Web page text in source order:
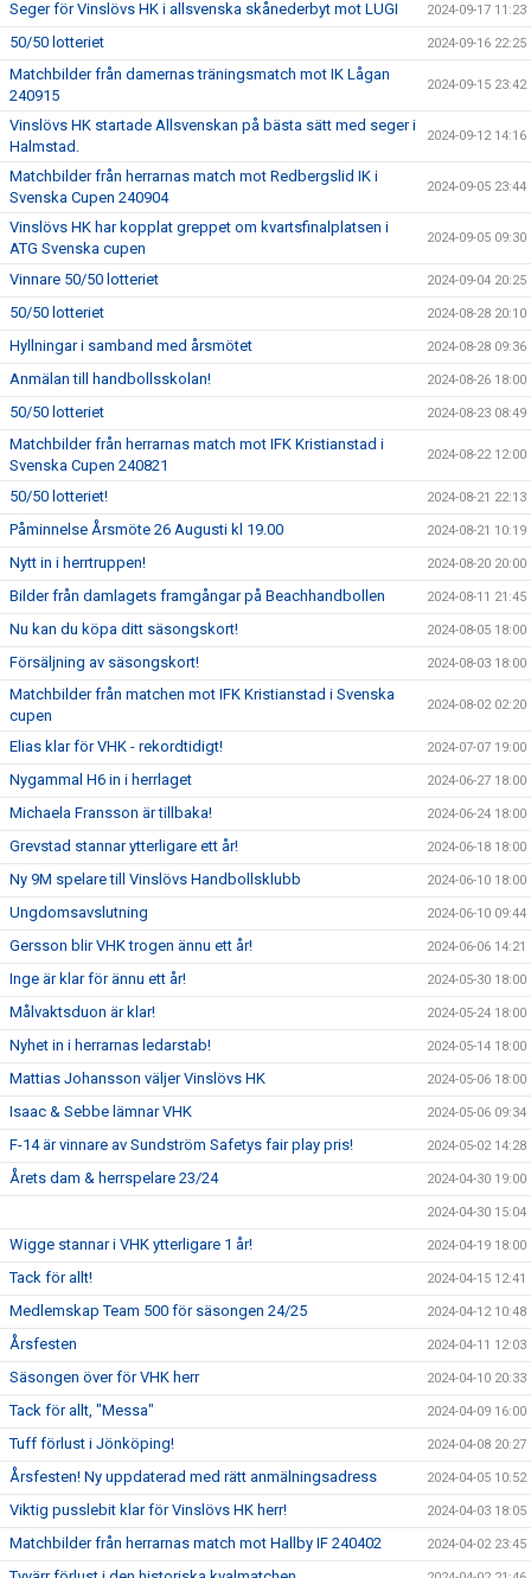
Seger för Vinslövs HK i allsvenska skånederbyt mot LUGI 2024-09-17 11:23
50/50 lotteriet 2024-09-16 22:25
Matchbilder från damernas träningsmatch mot IK Lågan
240915
2024-09-15 23:42
Vinslövs HK startade Allsvenskan på bästa sätt med seger i
Halmstad.
2024-09-12 14:16
Matchbilder från herrarnas match mot Redbergslid IK i
Svenska Cupen 240904
2024-09-05 23:44
Vinslövs HK har kopplat greppet om kvartsfinalplatsen i
ATG Svenska cupen
2024-09-05 09:30
Vinnare 50/50 lotteriet 2024-09-04 20:25
50/50 lotteriet 2024-08-28 20:10
Hyllningar i samband med årsmötet 2024-08-28 09:36
Anmälan till handbollsskolan! 2024-08-26 18:00
50/50 lotteriet 2024-08-23 08:49
Matchbilder från herrarnas match mot IFK Kristianstad i
Svenska Cupen 240821
2024-08-22 12:00
50/50 lotteriet! 2024-08-21 22:13
Påminnelse Årsmöte 26 Augusti kl 19.00 2024-08-21 10:19
Nytt in i herrtruppen! 2024-08-20 20:00
Bilder från damlagets framgångar på Beachhandbollen 2024-08-11 21:45
Nu kan du köpa ditt säsongskort! 2024-08-05 18:00
Försäljning av säsongskort! 2024-08-03 18:00
Matchbilder från matchen mot IFK Kristianstad i Svenska
cupen
2024-08-02 02:20
Elias klar för VHK - rekordtidigt! 2024-07-07 19:00
Nygammal H6 in i herrlaget 2024-06-27 18:00
Michaela Fransson är tillbaka! 2024-06-24 18:00
Grevstad stannar ytterligare ett år! 2024-06-18 18:00
Ny 9M spelare till Vinslövs Handbollsklubb 2024-06-10 18:00
Ungdomsavslutning 2024-06-10 09:44
Gersson blir VHK trogen ännu ett år! 2024-06-06 14:21
Inge är klar för ännu ett år! 2024-05-30 18:00
Målvaktsduon är klar! 2024-05-24 18:00
Nyhet in i herrarnas ledarstab! 2024-05-14 18:00
Mattias Johansson väljer Vinslövs HK 2024-05-06 18:00
Isaac & Sebbe lämnar VHK 2024-05-06 09:34
F-14 är vinnare av Sundström Safetys fair play pris! 2024-05-02 14:28
Årets dam & herrspelare 23/24 2024-04-30 19:00
2024-04-30 15:04
Wigge stannar i VHK ytterligare 1 år! 2024-04-19 18:00
Tack för allt! 2024-04-15 12:41
Medlemskap Team 500 för säsongen 24/25 2024-04-12 10:48
Årsfesten 2024-04-11 12:03
Säsongen över för VHK herr 2024-04-10 20:33
Tack för allt, "Messa" 2024-04-09 16:00
Tuff förlust i Jönköping! 2024-04-08 20:27
Årsfesten! Ny uppdaterad med rätt anmälningsadress 2024-04-05 10:52
Viktig pusslebit klar för Vinslövs HK herr! 2024-04-03 18:05
Matchbilder från herrarnas match mot Hallby IF 240402 2024-04-02 23:45